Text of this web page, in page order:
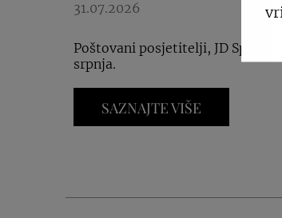
31.07.2026
Poštovani posjetitelji, JD Sports
srpnja.
SAZNAJTE VIŠE